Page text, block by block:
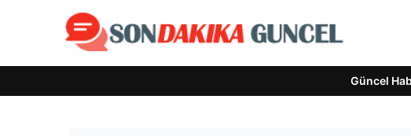
Güncel